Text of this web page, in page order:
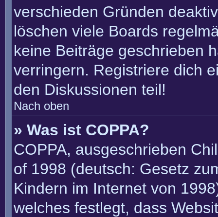
verschieden Gründen
löschen viele Boards
keine Beiträge geschrieben
verringern. Registriere dich
den Diskussionen teil!
Nach oben
» Was ist COPPA?
COPPA, ausgeschrieben
of 1998 (deutsch: Gesetz
Kindern im Internet von
welches festlegt, dass